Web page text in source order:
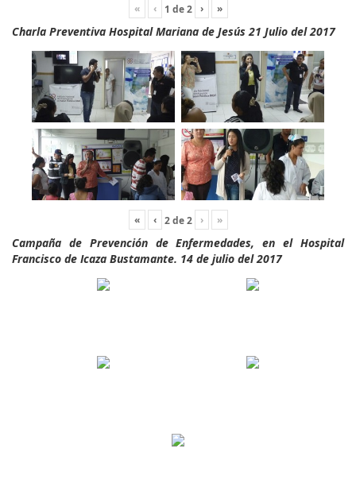
« ‹ 1 de2 › »
Charla Preventiva Hospital Mariana de Jesús 21 Julio del 2017
« ‹ 2de2 › »
Campaña de Prevención de Enfermedades, en el Hospital
Francisco de Icaza Bustamante. 14 de julio del 2017